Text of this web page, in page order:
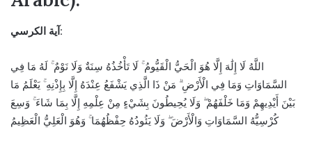
آية الكرسي:
اللَّهُ لَا إِلَٰهَ إِلَّا هُوَ الْحَيُّ الْقَيُّومُ ۚ لَا تَأْخُذُهُ سِنَةٌ وَلَا نَوْمٌ ۚ لَهُ مَا فِي
السَّمَاوَاتِ وَمَا فِي الْأَرْضِ ۗ مَنْ ذَا الَّذِي يَشْفَعُ عِنْدَهُ إِلَّا بِإِذْنِهِ ۚ يَعْلَمُ مَا
بَيْنَ أَيْدِيهِمْ وَمَا خَلْفَهُمْ ۖ وَلَا يُحِيطُونَ بِشَيْءٍ مِنْ عِلْمِهِ إِلَّا بِمَا شَاءَ ۚ وَسِعَ
كُرْسِيُّهُ السَّمَاوَاتِ وَالْأَرْضَ ۖ وَلَا يَئُودُهُ حِفْظُهُمَا ۚ وَهُوَ الْعَلِيُّ الْعَظِيمُ